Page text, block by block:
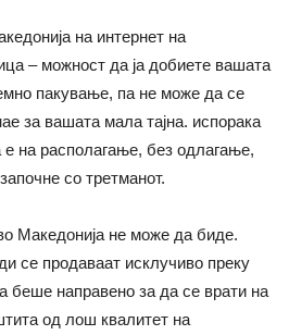
на интернет на
– можност да ја добиете вашата
пакување, па не може да се
за вашата мала тајна. испорака
е на располагање, без одлагање,
со третманот.
Македонија не може да биде.
се продаваат исклучиво преку
беше направено за да се врати на
од лош квалитет на